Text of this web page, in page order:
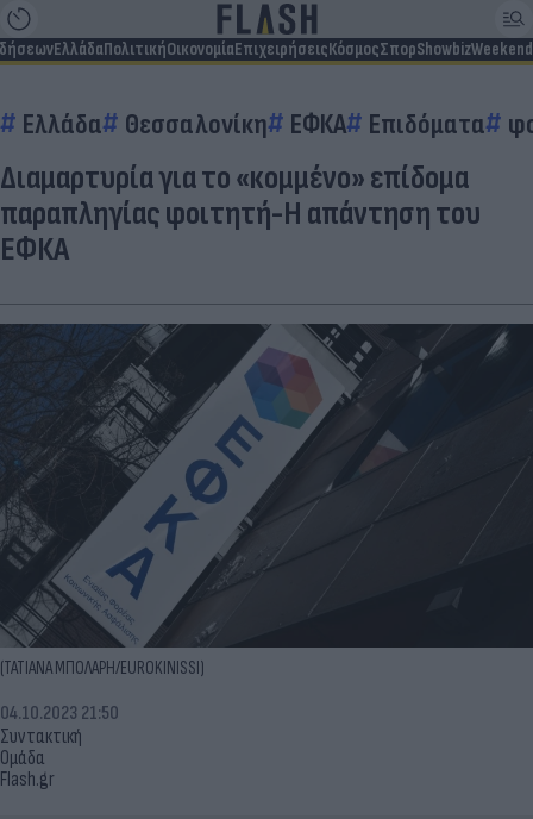
ΕλλάδαΠολιτικήΟικονομίαΕπιχειρήσειςΚόσμοςΣπορShowbizWeekend
Ελλάδα Θεσσαλονίκη ΕΦΚΑ Επιδόματα
Διαμαρτυρία για το «κομμένο» επίδομα
παραπληγίας φοιτητή-Η απάντηση του
ΕΦΚΑ
(ΤΑΤΙΑΝΑ ΜΠΟΛΑΡΗ/EUROKINISSI)
Συντακτική
Ομάδα
Flash.gr
04.10.2023 21:50